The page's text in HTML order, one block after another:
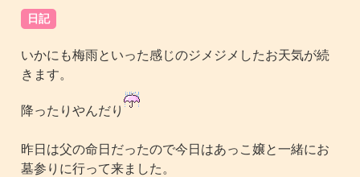
日記
いかにも梅雨といった感じのジメジメしたお天気が続
きます。
降ったりやんだり
昨日は父の命日だったので今日はあっこ嬢と一緒にお
墓参りに行って来ました。